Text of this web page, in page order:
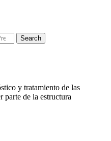
Search
y tratamiento de las
parte de la estructura